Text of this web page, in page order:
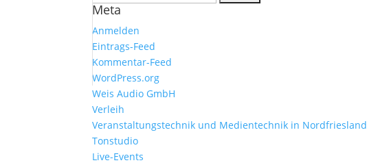
nach:
Meta
Anmelden
Eintrags-Feed
Kommentar-Feed
WordPress.org
Weis Audio GmbH
Verleih
Veranstaltungstechnik und Medientechnik in Nordfriesland
Tonstudio
Live-Events